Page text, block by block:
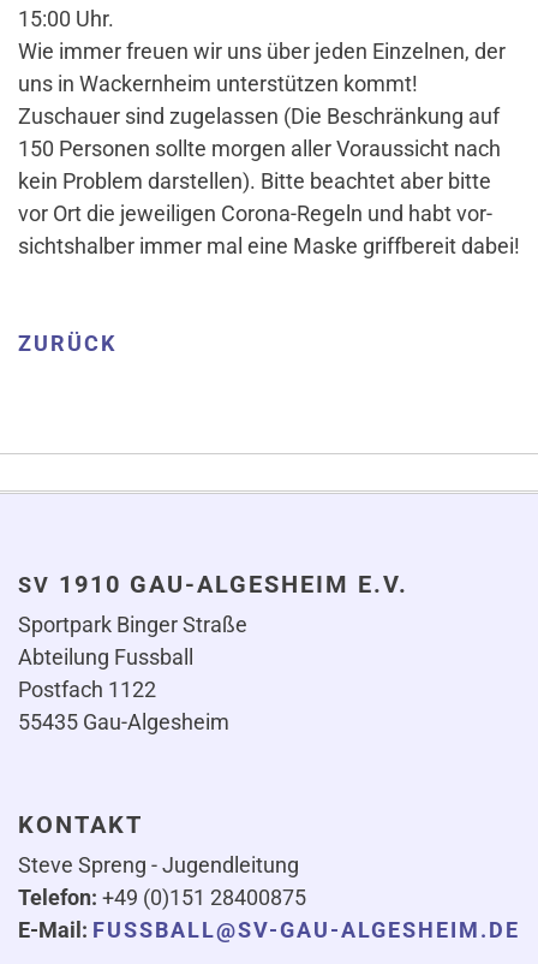
15:00 Uhr.
Wie immer freuen wir uns über jeden Ein­zelnen, der
uns in Wackern­heim unter­stützen kommt!
Zuschauer sind zuge­lassen (Die Beschrän­kung auf
150 Per­sonen sollte morgen aller Vor­aus­sicht nach
kein Pro­blem dar­stellen). Bitte beachtet aber bitte
vor Ort die jewei­ligen Corona-Regeln und habt vor­
sichts­halber immer mal eine Maske griff­be­reit dabei!
ZURÜCK
SV 1910 GAU-ALGESHEIM E.V.
Sportpark Binger Straße
Abteilung Fussball
Postfach 1122
55435 Gau-Algesheim
KONTAKT
Steve Spreng - Jugendleitung
Telefon: +49 (0)151 28400875
E-Mail: FUSSBALL@SV-GAU-ALGESHEIM.DE